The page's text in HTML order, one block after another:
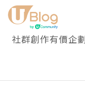
社群創作有價企